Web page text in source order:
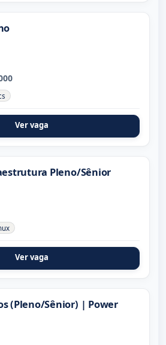
Ver vaga
Pleno/Sênior
Ver vaga
(Pleno/Sênior) | Power